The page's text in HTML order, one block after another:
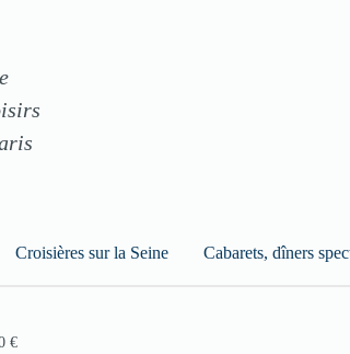
Croisières sur la Seine Cabarets, dîners
€